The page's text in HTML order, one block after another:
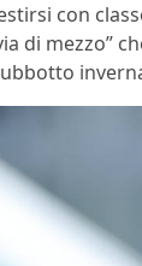
con
di mezzo”